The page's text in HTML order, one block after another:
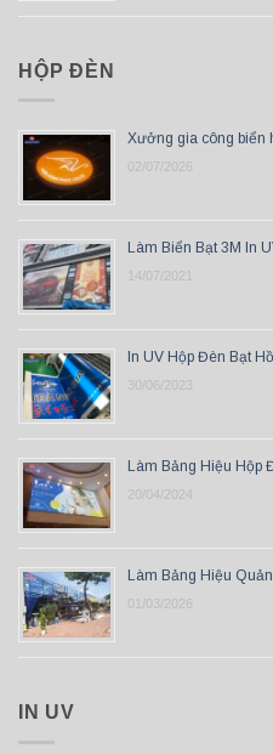
HỘP ĐÈN
Xưởng gia công biển
02/07/2026
Làm Biển Bạt 3M In
14/07/2021
In UV Hộp Đèn Bạt
30/06/2023
Làm Bảng Hiệu Hộp
20/04/2024
Làm Bảng Hiệu
01/03/2026
IN UV